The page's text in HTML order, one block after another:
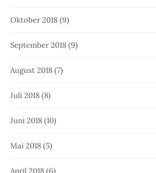
Oktober 2018 (9)
September 2018 (9)
August 2018 (7)
Juli 2018 (8)
Juni 2018 (10)
Mai 2018 (5)
April 2018 (6)